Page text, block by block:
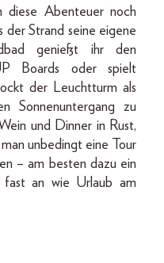
diese Abenteuer noch
der Strand seine eigene
genießt ihr den
Boards oder spielt
der Leuchtturm als
Sonnenuntergang zu
und Dinner in Rust,
unbedingt eine Tour
– am besten dazu ein
fast an wie Urlaub am